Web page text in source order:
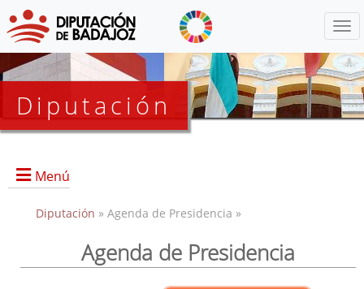
Diputación
Menú
Presidencia
Diputación » Agenda de Presidencia »
Agenda de Presidencia